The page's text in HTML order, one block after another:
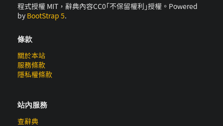
程式授權 MIT，辭典內容CC0｢不保留權利｣授權。Powered
by BootStrap 5.
條款
關於本站
服務條款
隱私權條款
站內服務
查辭典